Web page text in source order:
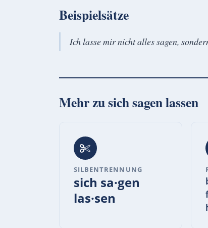
Beispielsätze
Ich lasse mir nicht alles sagen,
Mehr zusich sagen lassen
SILBENTRENNUNG
sich sa·gen
las·sen